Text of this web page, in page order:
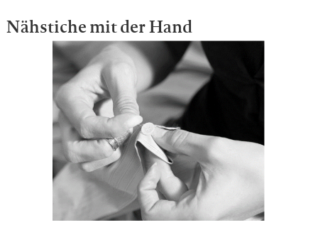
Nähstiche mit der Hand